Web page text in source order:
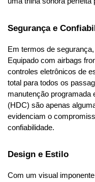
Segurança e
Em termos de
Equipado com airbags
controles eletrônicos de
total para todos os
manutenção programada
(HDC) são apenas
evidenciam o
confiabilidade.
Design e Estilo
Com um visual